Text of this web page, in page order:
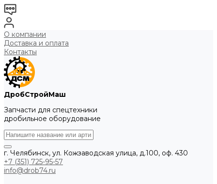
О компании
Доставка и оплата
Контакты
ДробСтройМаш
Запчасти для спецтехники
дробильное оборудование
г. Челябинск, ул. Кожзаводская улица, д.100, оф. 430
+7 (351) 725-95-57
info@drob74.ru